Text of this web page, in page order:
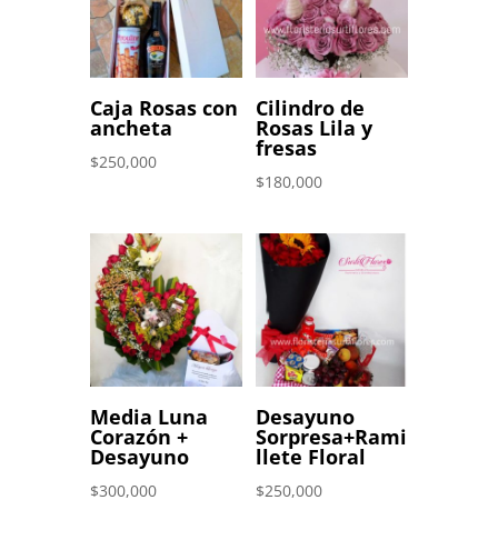
Caja Rosas con
ancheta
$250,000
Cilindro de
Rosas Lila y
fresas
$180,000
Media Luna
Corazón +
Desayuno
$300,000
Desayuno
Sorpresa+Rami
llete Floral
$250,000